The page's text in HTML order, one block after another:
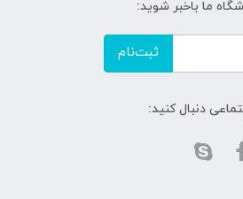
ما باخبر شوید:
ثبت‌نام
دنبال کنید: